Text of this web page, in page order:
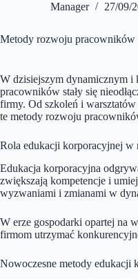
Manager 27/09/
Metody rozwoju pracowników
W dzisiejszym dynamicznym i
pracowników stały się
firmy. Od szkoleń i
te metody rozwoju
Rola edukacji korporacyjnej
Edukacja korporacyjna
zwiększają kompetencje i
wyzwaniami i zmianami w
W erze gospodarki opartej na
firmom utrzymać
Nowoczesne metody edukacji